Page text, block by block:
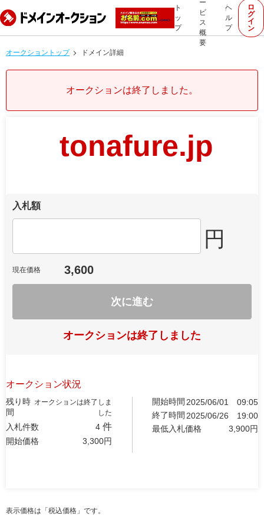
ト
ッ
プ
ー
ビ
ス
概
要
ヘ
ル
プ
ロ
グ
イ
ン
オークショントップ ドメイン詳細
オークションは終了しました。
tonafure.jp
入札額
円
現在価格 3,600
次に進む
オークションは終了しました
オークション状況
残り時
間
オークションは終了しま
した
入札件数 4 件
開始価格 3,300円
開始時間 2025/06/01
09:05
終了時間 2025/06/26
19:00
最低入札価格
3,900円
表示価格は「税込価格」です。